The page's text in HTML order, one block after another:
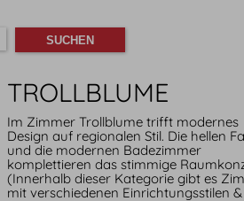
TROLLBLUME
Im Zimmer Trollblume trifft modernes
Design auf regionalen Stil. Die hellen
und die modernen Badezimmer
komplettieren das stimmige
(Innerhalb dieser Kategorie gibt es
mit verschiedenen Einrichtungsstilen &